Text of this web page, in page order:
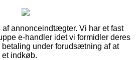
annonceindtægter. Vi har et fast
e-handler idet vi formidler deres
betaling under forudsætning af at
indkøb.